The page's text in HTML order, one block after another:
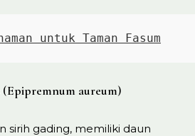
untuk Taman Fasum
(Epipremnum aureum)
sirih gading, memiliki daun